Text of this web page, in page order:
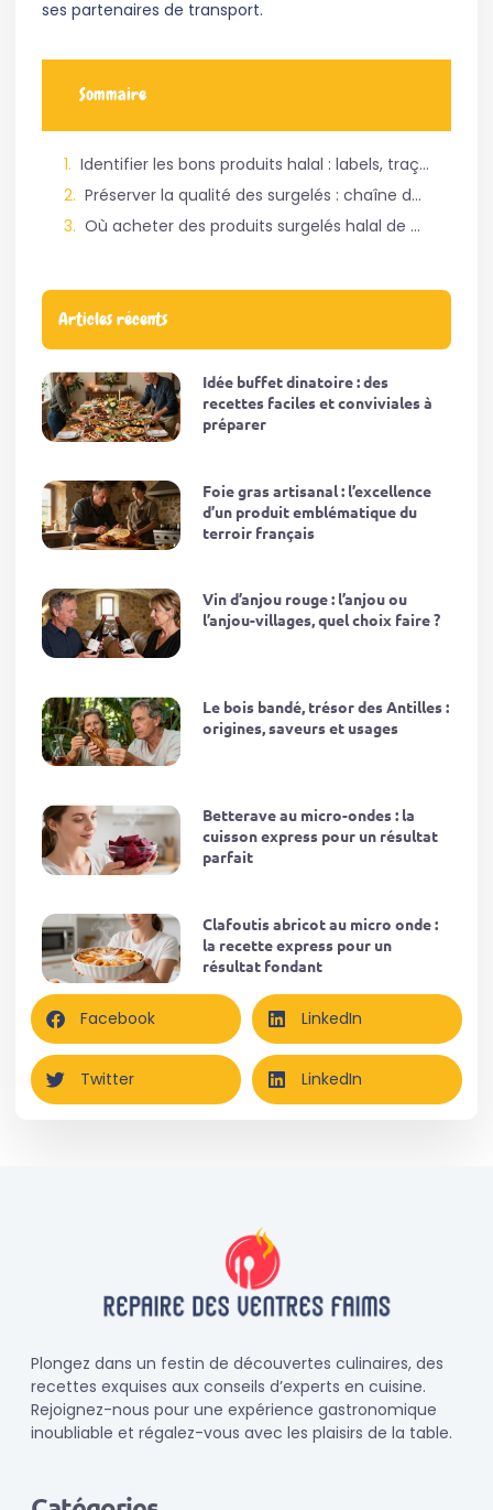
ses partenaires de transport.
Sommaire
Identifier les bons produits halal : labels, traçabilité et composition
Préserver la qualité des surgelés : chaîne du froid et conservation
Où acheter des produits surgelés halal de confiance ?
Articles récents
Idée buffet dinatoire : des
recettes faciles et conviviales à
préparer
Foie gras artisanal : l’excellence
d’un produit emblématique du
terroir français
Vin d’anjou rouge : l’anjou ou
l’anjou-villages, quel choix faire ?
Le bois bandé, trésor des Antilles :
origines, saveurs et usages
Betterave au micro-ondes : la
cuisson express pour un résultat
parfait
Clafoutis abricot au micro onde :
la recette express pour un
résultat fondant
Facebook LinkedIn
Twitter LinkedIn
Plongez dans un festin de découvertes culinaires, des
recettes exquises aux conseils d’experts en cuisine.
Rejoignez-nous pour une expérience gastronomique
inoubliable et régalez-vous avec les plaisirs de la table.